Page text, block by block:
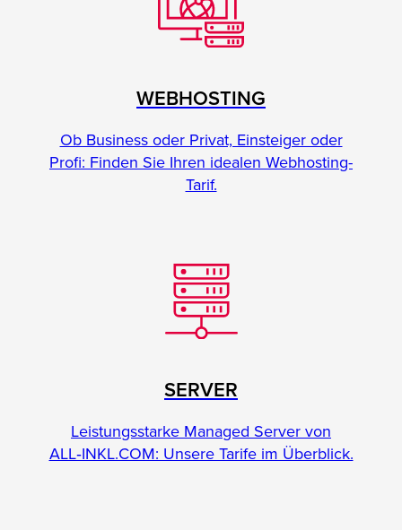
WEBHOSTING
Ob Business oder Privat, Einsteiger oder
Profi: Finden Sie Ihren idealen Webhosting-
Tarif.
SERVER
Leistungsstarke Managed Server von
ALL‑INKL.COM: Unsere Tarife im Überblick.